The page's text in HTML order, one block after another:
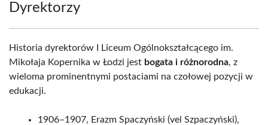
Dyrektorzy
Historia dyrektorów I Liceum Ogólnokształcącego im.
Mikołaja Kopernika w Łodzi jest bogata i różnorodna, z
wieloma prominentnymi postaciami na czołowej pozycji w
edukacji.
1906–1907, Erazm Spaczyński (vel Szpaczyński),